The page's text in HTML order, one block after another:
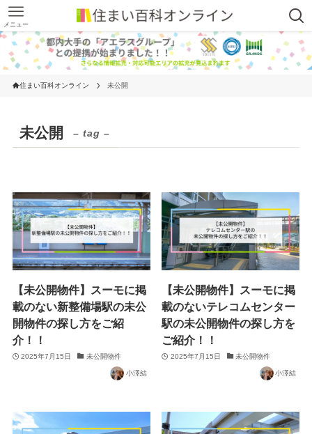
メニュー
住まい百科オンライン 未公開
未公開 – tag –
【未公開物件】スーモに掲
載のない新整備場駅の未公
開物件の探し方をご紹
介！！
2025年7月15日 未公開物件
小澤結
【未公開物件】スーモに掲
載のないテレコムセンター
駅の未公開物件の探し方を
ご紹介！！
2025年7月15日 未公開物件
小澤結